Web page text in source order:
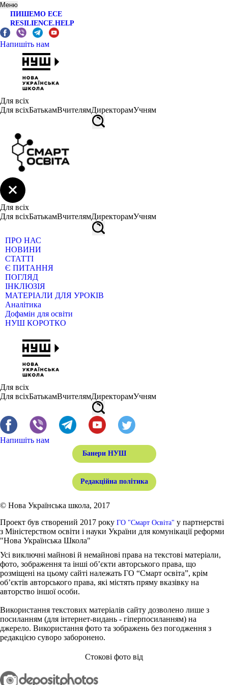
Меню
ПИШЕМО ЕСЕ
RESILIENCE.HELP
Напишіть нам
Для всіх
Для всіхБатькамВчителямДиректорамУчням
Для всіх
Для всіхБатькамВчителямДиректорамУчням
ПРО НАС
НОВИНИ
СТАТТІ
Є ПИТАННЯ
ПОГЛЯД
ІНКЛЮЗІЯ
МАТЕРІАЛИ ДЛЯ УРОКІВ
Аналітика
Дофамін для освіти
НУШ КОРОТКО
Для всіх
Для всіхБатькамВчителямДиректорамУчням
Напишіть нам
Банери НУШ
Редакційна політика
© Нова Українська школа, 2017
Проект був створений 2017 року ГО "Смарт Освіта" у партнерстві
з Міністерством освіти і науки України для комунікації реформи
"Нова Українська Школа"
Усі виключні майнові й немайнові права на текстові матеріали,
фото, зображення та інші об’єкти авторського права, що
розміщені на цьому сайті належать ГО “Смарт освіта”, крім
об’єктів авторського права, які містять пряму вказівку на
авторство іншої особи.
Використання текстових матеріалів сайту дозволено лише з
посиланням (для інтернет-видань - гіперпосиланням) на
джерело. Використання фото та зображень без погодження з
редакцією суворо заборонено.
Стокові фото від